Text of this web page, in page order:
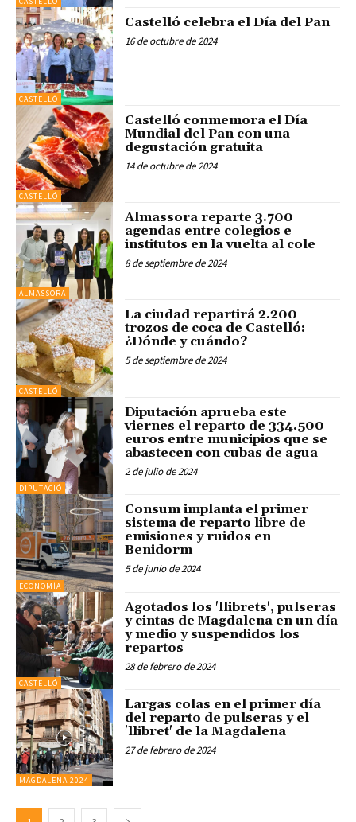
CASTELLÓ
Castelló celebra el Día del Pan
16 de octubre de 2024
CASTELLÓ
Castelló conmemora el Día
Mundial del Pan con una
degustación gratuita
14 de octubre de 2024
ALMASSORA
Almassora reparte 3.700
agendas entre colegios e
institutos en la vuelta al cole
8 de septiembre de 2024
CASTELLÓ
La ciudad repartirá 2.200
trozos de coca de Castelló:
¿Dónde y cuándo?
5 de septiembre de 2024
DIPUTACIÓ
Diputación aprueba este
viernes el reparto de 334.500
euros entre municipios que se
abastecen con cubas de agua
2 de julio de 2024
ECONOMÍA
Consum implanta el primer
sistema de reparto libre de
emisiones y ruidos en
Benidorm
5 de junio de 2024
CASTELLÓ
Agotados los 'llibrets', pulseras
y cintas de Magdalena en un día
y medio y suspendidos los
repartos
28 de febrero de 2024
MAGDALENA 2024
Largas colas en el primer día
del reparto de pulseras y el
'llibret' de la Magdalena
27 de febrero de 2024